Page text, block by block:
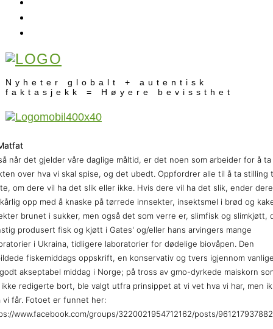
Nyheter globalt + autentisk
faktasjekk = Høyere bevissthet
når det gjelder våre daglige måltid, er det noen som arbeider for å ta
over hva vi skal spise, og det ubedt. Oppfordrer alle til å ta stilling
om dere vil ha det slik eller ikke. Hvis dere vil ha det slik, ender dere
opp med å knaske på tørrede innsekter, insektsmel i brød og
brunet i sukker, men også det som verre er, slimfisk og slimkjøtt,
produsert fisk og kjøtt i Gates' og/eller hans arvingers mange
i Ukraina, tidligere laboratorier for dødelige biovåpen. Den
fiskemiddags oppskrift, en konservativ og tvers igjennom
akseptabel middag i Norge; på tross av gmo-dyrkede maiskorn
redigerte bort, ble valgt utfra prinsippet at vi vet hva vi har, men
vi får. Fotoet er funnet her:
www.facebook.com/groups/3220021954712162/posts/